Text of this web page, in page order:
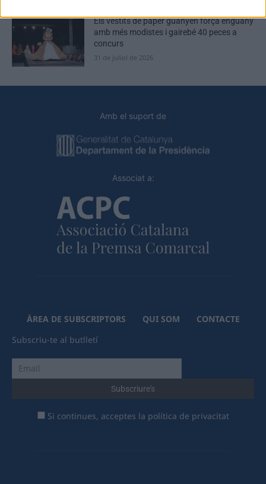
Els vestits de paper guanyen força enguany
amb més modistes i gairebé 40 peces a
concurs
31 de juliol de 2026
Amb el suport de
Associat a:
ÀREA DE SUBSCRIPTORS QUI SOM
CONTACTE
Subscriu-te al butlletí
Si continues, acceptes la política de privacitat